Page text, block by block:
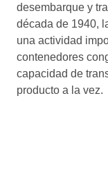
desembarque y
década de 1940,
una actividad
contenedores
capacidad de
producto a la vez.